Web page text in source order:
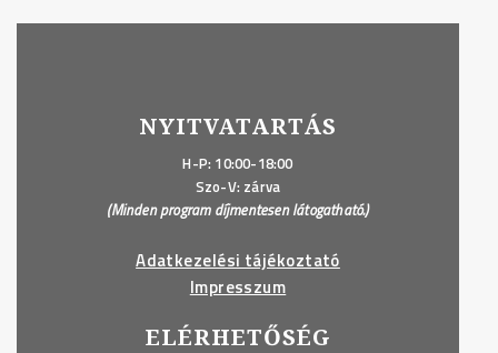
NYITVATARTÁS
H-P: 10:00-18:00
Szo-V: zárva
(Minden program díjmentesen látogatható.)
Adatkezelési tájékoztató
Impresszum
ELÉRHETŐSÉG